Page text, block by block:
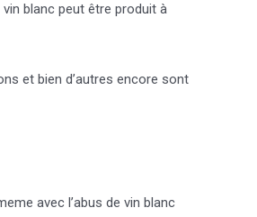
blanc peut être produit à
et bien d’autres encore sont
avec l’abus de vin blanc